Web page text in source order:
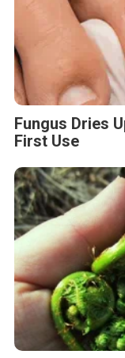
Fungus Dries
First Use